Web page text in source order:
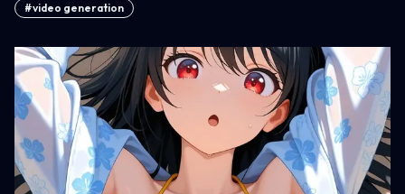
#video generation